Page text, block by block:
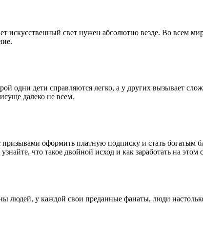
свет нужен абсолютно везде. Во всем
одни дети справляются легко, а у других вызывает
далеко не всем.
оформить платную подписку и стать богатым
что такое двойной исход и как заработать на этом
у каждой свои преданные фанаты, люди